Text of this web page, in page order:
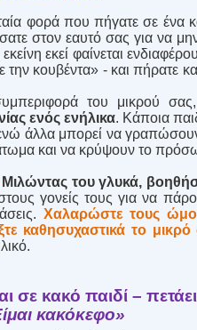
φορά που πήγατε σε ένα
στον εαυτό σας για να
εκεί φαίνεται
την κουβέντα» - και πήρατε
του μικρού
ενός ενήλικα. Κάποια
άλλα μπορεί να
και να κρύψουν το
Μιλώντας του γλυκά,
γονείς τους για να
Χαλαρώστε τους
καθησυχαστικά το μικρό
σε κακό παιδί –
κακόκεφο»